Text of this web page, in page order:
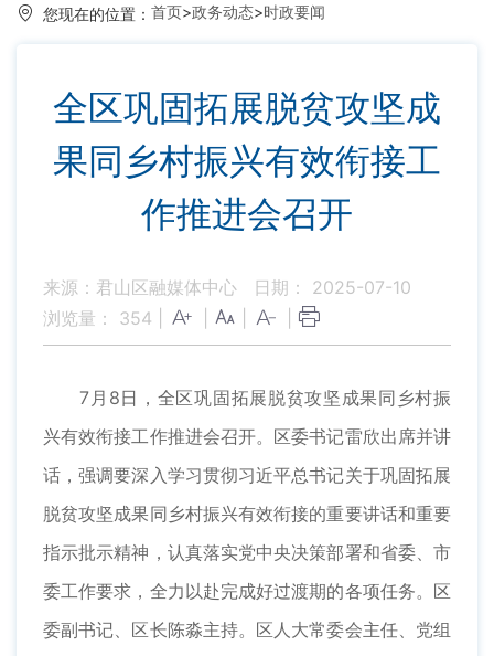
您现在的位置： 首页>政务动态>时政要闻
全区巩固拓展脱贫攻坚成
果同乡村振兴有效衔接工
作推进会召开
来源：君山区融媒体中心
日期： 2025-07-10
浏览量： 354
7月8日，全区巩固拓展脱贫攻坚成果同乡村振
兴有效衔接工作推进会召开。区委书记雷欣出席并讲
话，强调要深入学习贯彻习近平总书记关于巩固拓展
脱贫攻坚成果同乡村振兴有效衔接的重要讲话和重要
指示批示精神，认真落实党中央决策部署和省委、市
委工作要求，全力以赴完成好过渡期的各项任务。区
委副书记、区长陈淼主持。区人大常委会主任、党组